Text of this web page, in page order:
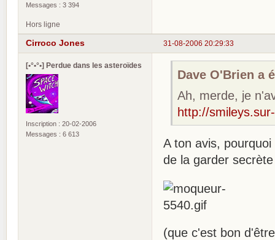
Messages : 3 394
Hors ligne
31-08-2006 20:29:33
Cirroco Jones
[•°•°•] Perdue dans les asteroïdes
Inscription : 20-02-2006
Messages : 6 613
Dave O'Brien a
Ah, merde, je
http://
A ton avis,
de la garder
(que c'est bon